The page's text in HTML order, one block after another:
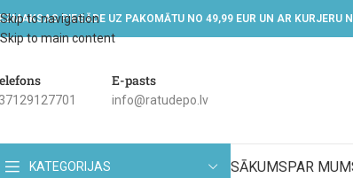
Skip to navigation
Skip to main content
PIEGĀDE UZ PAKOMĀTU NO 49,99 EUR UN AR KURJERU
E-pasts
info@ratudepo.lv
KATEGORIJAS SĀKUMSPAR